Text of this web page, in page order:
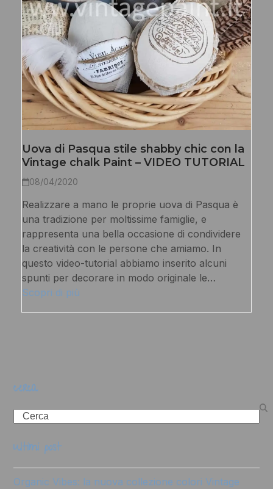
Uova di Pasqua stile shabby chic con la
Vintage chalk Paint – VIDEO TUTORIAL
08/04/2020
Realizzare a mano le proprie uova di Pasqua è
una tradizione per moltissime famiglie, e
rappresenta una bella occasione di condividere
la creatività con le persone che amiamo. In
questo video-tutorial abbiamo inserito alcuni
spunti per decorare in modo originale le…
Scopri di più
cerca
Search
ultimi post
Organic Vibes: la nuova collezione colori Vintage